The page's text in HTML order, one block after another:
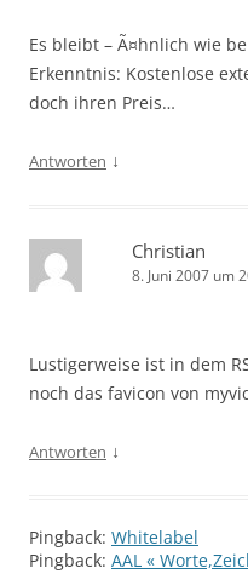
Es bleibt – Ã¤hnlich wie
Erkenntnis: Kostenlose
doch ihren Preis…
Antworten ↓
Christian
8. Juni 2007 um
Lustigerweise ist in dem
noch das favicon von
Antworten ↓
Pingback: Whitelabel
Pingback: AAL «